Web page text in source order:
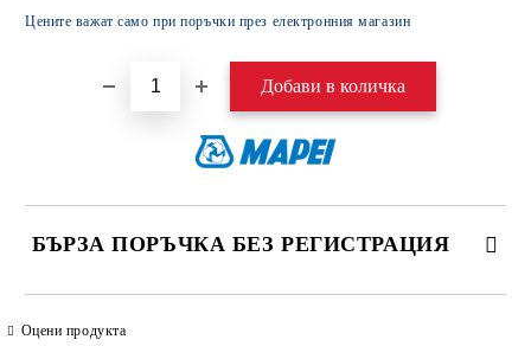
Цените важат само при поръчки през електронния магазин
БЪРЗА ПОРЪЧКА БЕЗ РЕГИСТРАЦИЯ
Оцени продукта